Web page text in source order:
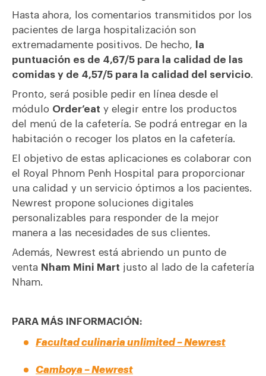
Hasta ahora, los comentarios transmitidos por los
pacientes de larga hospitalización son
extremadamente positivos. De hecho,
la
puntuación es de 4,67/5 para la calidad de las
comidas y de 4,57/5 para la calidad del servicio.
Pronto, será posible pedir en línea desde el
módulo Order’eat y elegir entre los productos
del menú de la cafetería. Se podrá entregar en la
habitación o recoger los platos en la cafetería.
El objetivo de estas aplicaciones es colaborar con
el Royal Phnom Penh Hospital para proporcionar
una calidad y un servicio óptimos a los pacientes.
Newrest propone soluciones digitales
personalizables para responder de la mejor
manera a las necesidades de sus clientes.
Además, Newrest está abriendo un punto de
venta Nham Mini Mart justo al lado de la cafetería
Nham.
PARA MÁS INFORMACIÓN:
Facultad culinaria unlimited – Newrest
Camboya – Newrest